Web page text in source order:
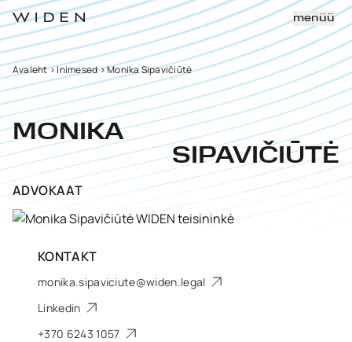
menüü
Avaleht>Inimesed>Monika Sipavičiūtė
MONIKA
SIPAVIČIŪTĖ
ADVOKAAT
KONTAKT
monika.sipaviciute@widen.legal
Linkedin
+370 6243 1057